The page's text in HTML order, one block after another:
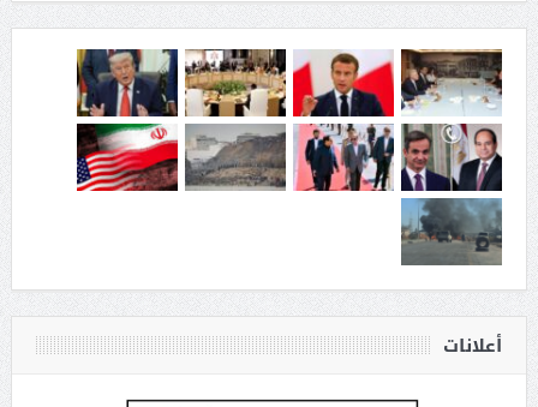
أعلانات